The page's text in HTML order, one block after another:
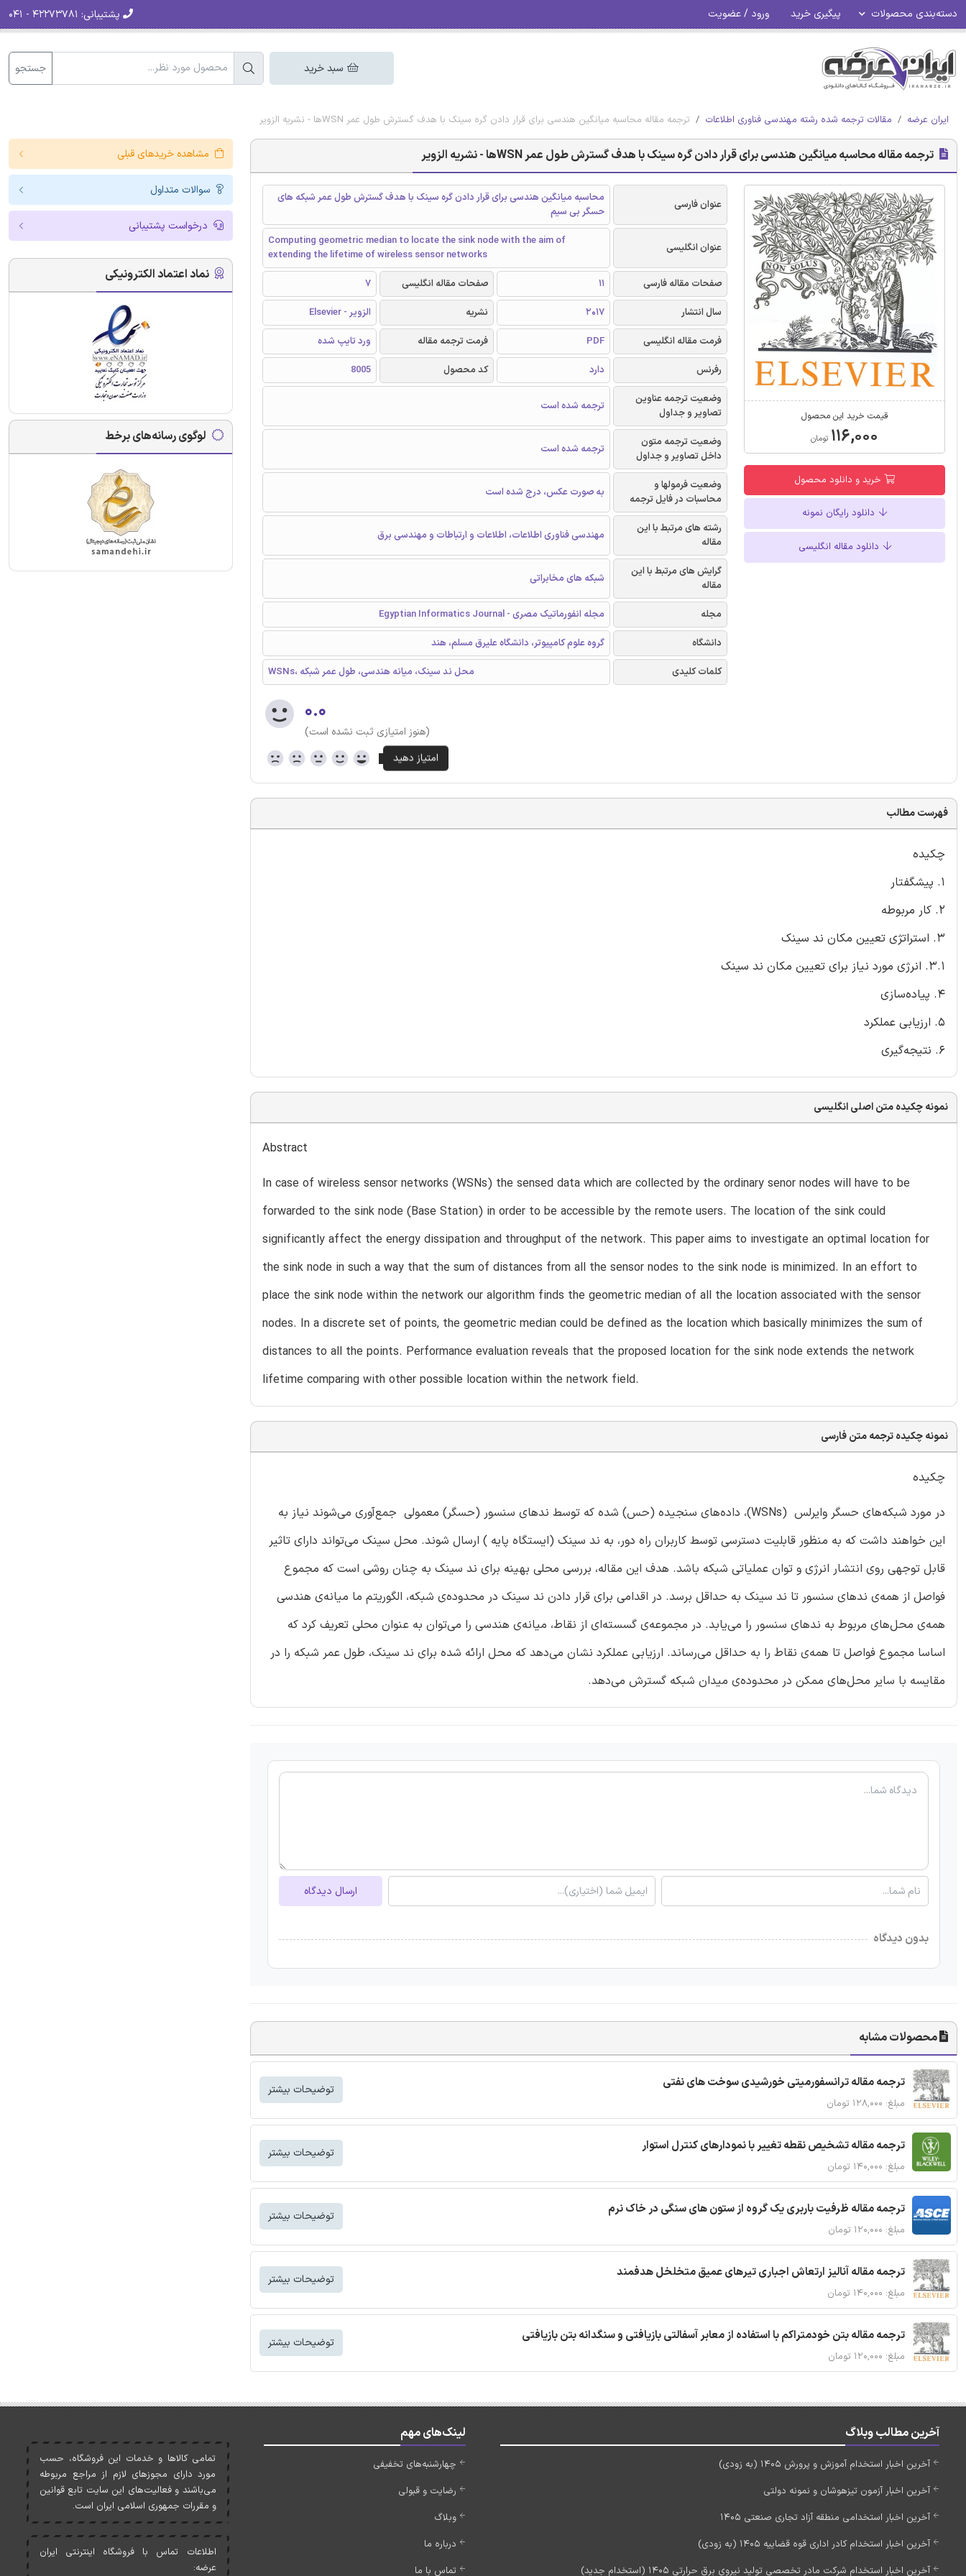
دسته‌بندی محصولات پیگیری خرید ورود / عضویت پشتیبانی:
سبد خرید جستجو
ایران عرضه مقالات ترجمه شده رشته مهندسی فناوری اطلاعات ترجمه مقاله محاسبه میانگین هندسی برای قرار دادن گره سینک با هدف گسترش طول عمر WSNها - نشریه الزویر
ترجمه مقاله محاسبه میانگین هندسی برای قرار دادن گره سینک با هدف گسترش طول عمر WSNها - نشریه الزویر
قیمت خرید این محصول
۱۱۶,۰۰۰ تومان
خرید و دانلود محصول
دانلود رایگان نمونه
دانلود مقاله انگلیسی
عنوان فارسی
محاسبه میانگین هندسی برای قرار دادن گره سینک با هدف گسترش طول عمر شبکه های
حسگر بی سیم
عنوان انگلیسی
Computing geometric median to locate the sink node with the aim of
extending the lifetime of wireless sensor networks
صفحات مقاله فارسی
11 صفحات مقاله انگلیسی
7
سال انتشار
2017 نشریه
الزویر - Elsevier
فرمت مقاله انگلیسی
PDF فرمت ترجمه مقاله
ورد تایپ شده
رفرنس
دارد کد محصول
8005
وضعیت ترجمه عناوین
تصاویر و جداول
ترجمه شده است
وضعیت ترجمه متون
داخل تصاویر و جداول
ترجمه شده است
وضعیت فرمولها و
محاسبات در فایل ترجمه
به صورت عکس، درج شده است
رشته های مرتبط با این
مقاله
مهندسی فناوری اطلاعات، اطلاعات و ارتباطات و مهندسی برق
گرایش های مرتبط با این
مقاله
شبکه های مخابراتی
مجله
مجله انفورماتیک مصری - Egyptian Informatics Journal
دانشگاه
گروه علوم کامپیوتر، دانشگاه علیرق مسلم، هند
کلمات کلیدی
WSNs، محل ند سینک، میانه‌ هندسی، طول عمر شبکه
۰.۰
(هنوز امتیازی ثبت نشده است)
فهرست مطالب
چکیده
1. پیشگفتار
2. کار مربوطه
3. استراتژی تعیین مکان ند سینک
3.1. انرژی مورد نیاز برای تعیین مکان ند سینک
4. پیاده‌سازی
5. ارزیابی عملکرد
6. نتیجه‌گیری
نمونه چکیده متن اصلی انگلیسی
Abstract
In case of wireless sensor networks (WSNs) the sensed data which are collected by the ordinary senor nodes will have to be
forwarded to the sink node (Base Station) in order to be accessible by the remote users. The location of the sink could
significantly affect the energy dissipation and throughput of the network. This paper aims to investigate an optimal location for
the sink node in such a way that the sum of distances from all the sensor nodes to the sink node is minimized. In an effort to
place the sink node within the network our algorithm finds the geometric median of all the location associated with the sensor
nodes. In a discrete set of points, the geometric median could be defined as the location which basically minimizes the sum of
distances to all the points. Performance evaluation reveals that the proposed location for the sink node extends the network
lifetime comparing with other possible location within the network field.
نمونه چکیده ترجمه متن فارسی
چکیده
در مورد شبکه‌های حسگر وایرلس (WSNs)، داده‌های سنجیده (حس) شده که توسط ندهای سنسور (حسگر) معمولی جمع‌آوری می‌شوند نیاز به
این خواهند داشت که به منظور قابلیت دسترسی توسط کاربران راه دور، به ند سینک (ایستگاه پایه ) ارسال شوند. محل سینک می‌تواند دارای تاثیر
قابل توجهی روی انتشار انرژی و توان عملیاتی شبکه باشد. هدف این مقاله، بررسی محلی بهینه برای ند سینک به چنان روشی است که مجموع
فواصل از همه‌ی ندهای سنسور تا ند سینک به حداقل برسد. در اقدامی برای قرار دادن ند سینک در محدوده‌ی شبکه، الگوریتم ما میانه‌ی هندسی
همه‌ی محل‌های مربوط به ندهای سنسور را می‌یابد. در مجموعه‌ی گسسته‌ای از نقاط، میانه‌ی هندسی را می‌توان به عنوان محلی تعریف کرد که
اساسا مجموع فواصل تا همه‌ی نقاط را به حداقل می‌رساند. ارزیابی عملکرد نشان می‌دهد که محل ارائه شده برای ند سینک، طول عمر شبکه را در
مقایسه با سایر محل‌های ممکن در محدوده‌ی میدان شبکه گسترش می‌دهد.
ارسال دیدگاه
بدون دیدگاه
محصولات مشابه
ترجمه مقاله ترانسفورمیتی خورشیدی سوخت های نفتی
مبلغ: ۱۲۸,۰۰۰ تومان
توضیحات بیشتر
ترجمه مقاله تشخیص نقطه تغییر با نمودارهای کنترل استوار
مبلغ: ۱۴۰,۰۰۰ تومان
توضیحات بیشتر
ترجمه مقاله ظرفیت باربری یک گروه از ستون های سنگی در خاک نرم
مبلغ: ۱۲۰,۰۰۰ تومان
توضیحات بیشتر
ترجمه مقاله آنالیز ارتعاش اجباری تیرهای عمیق متخلخل هدفمند
مبلغ: ۱۴۰,۰۰۰ تومان
توضیحات بیشتر
ترجمه مقاله بتن خودمتراکم با استفاده از معابر آسفالتی بازیافتی و سنگدانه بتن بازیافتی
مبلغ: ۱۲۰,۰۰۰ تومان
توضیحات بیشتر
مشاهده خریدهای قبلی
سوالات متداول
درخواست پشتیبانی
نماد اعتماد الکترونیکی
لوگوی رسانه‌های برخط
آخرین مطالب وبلاگ
آخرین اخبار استخدام آموزش و پرورش 1405 (به زودی)
آخرین اخبار آزمون تیزهوشان و نمونه دولتی
آخرین اخبار استخدامی منطقه آزاد تجاری صنعتی 1405
آخرین اخبار استخدام کادر اداری قوه قضاییه 1405 (به زودی)
آخرین اخبار استخدام شرکت مادر تخصصی تولید نیروی برق حرارتی 1405 (استخدام جدید)
لینک‌های مهم
چهارشنبه‌های تخفیفی
رضایت و قبولی
وبلاگ
درباره ما
تماس با ما
تمامی کالاها و خدمات اين فروشگاه، حسب
مورد دارای مجوزهای لازم از مراجع مربوطه
می‌باشند و فعاليت‌های اين سايت تابع قوانين
و مقررات جمهوری اسلامی ايران است.
اطلاعات تماس با فروشگاه اینترنتی ایران
عرضه: